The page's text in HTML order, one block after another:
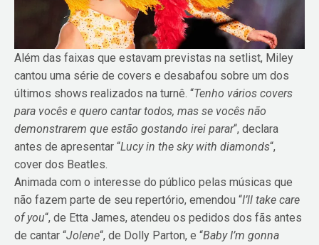
Além das faixas que estavam previstas na setlist, Miley
cantou uma série de covers e desabafou sobre um dos
últimos shows realizados na turnê. “Tenho vários covers
para vocês e quero cantar todos, mas se vocês não
demonstrarem que estão gostando irei parar“, declara
antes de apresentar “Lucy in the sky with diamonds“,
cover dos Beatles.
Animada com o interesse do público pelas músicas que
não fazem parte de seu repertório, emendou “I’ll take care
of you“, de Etta James, atendeu os pedidos dos fãs antes
de cantar “Jolene“, de Dolly Parton, e “Baby I’m gonna